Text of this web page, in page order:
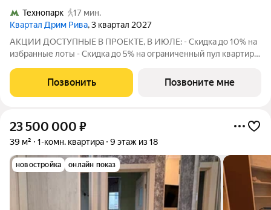
Технопарк
17 мин.
Квартал Дрим Рива, 3 квартал 2027
АКЦИИ ДОСТУПНЫЕ В ПРОЕКТЕ, В ИЮЛЕ: - Скидка до 10% на
избранные лоты - Скидка до 5% на ограниченный пул квартир -
удорожания. Размер скидки зависит от суммы
первоначального взноса и рассчитывается
Позвонить Позвоните мне
23 500 000 ₽
39 м² 1-комн. квартира 9 этаж из 18
новостройка онлайн показ